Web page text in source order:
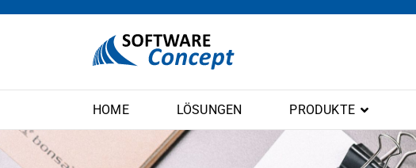
HOME LÖSUNGEN PRODUKTE